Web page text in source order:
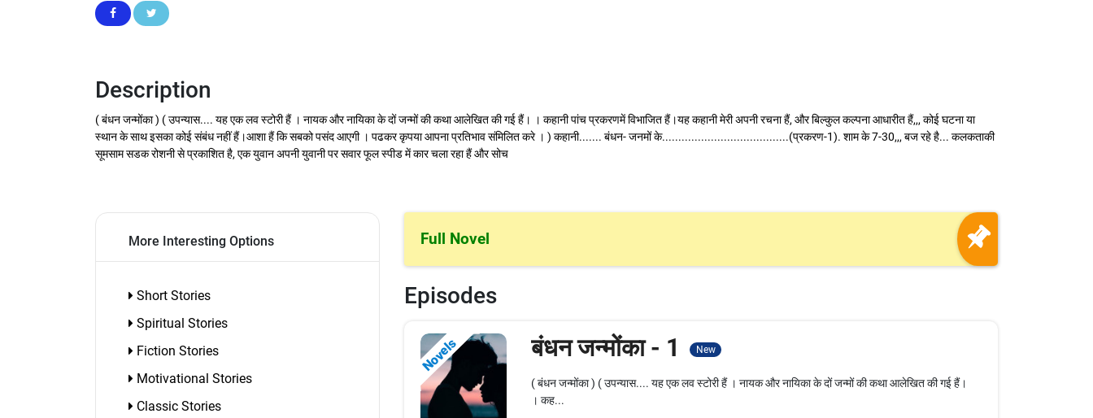
Description
( बंधन जन्मोंका ) ( उपन्यास.... यह एक लव स्टोरी हैं । नायक और नायिका के दों जन्मों की कथा आलेखित की गई हैं। । कहानी पांच प्रकरणमें विभाजित हैं।यह कहानी मेरी अपनी रचना हैं, और बिल्कुल कल्पना आधारीत हैं,,, कोई घटना या
स्थान के साथ इसका कोई संबंध नहीं हैं।आशा हैं कि सबको पसंद आएगी । पढकर कृपया आपना प्रतिभाव संमिलित करे । ) कहानी....... बंधन- जनमों के.......................................(प्रकरण-1). शाम के 7-30,,, बज रहे है... कलकताकी
सूमसाम सडक रोशनी से प्रकाशित है, एक युवान अपनी युवानी पर सवार फूल स्पीड में कार चला रहा हैं और सोच
More Interesting Options
Short Stories
Spiritual Stories
Fiction Stories
Motivational Stories
Classic Stories
Full Novel
Episodes
Novels बंधन जन्मोंका - 1 New
( बंधन जन्मोंका ) ( उपन्यास.... यह एक लव स्टोरी हैं । नायक और नायिका के दों जन्मों की कथा आलेखित की गई हैं।
। कह...